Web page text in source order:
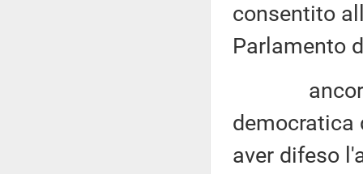
consentito
Parlamento
ancora
democratica
aver difeso